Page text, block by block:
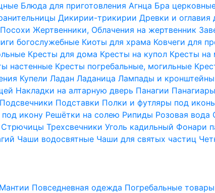
Блюда для приготовления Агнца Бра
Дикирии-трикирииДревки и оглавия
Жертвенники, Облачения на жертвенник
богослужебные Киоты для храма Ковчеги для
Кресты для дома Кресты на купол Кресты на
настенные Кресты погребальные, могильные
КупелиЛаданЛаданицаЛампады и кронштейны
Накладки на алтарную дверь Панагии Панагиары
Подсвечники Подставки Полки и футляры под
икону Решётки на солею Рипиды Розовая вода
СтрючицыТрехсвечникиУголь кадильный Фонари
Чаши водосвятные Чаши для святых частиц
Мантии Повседневная одежда Погребальные товары